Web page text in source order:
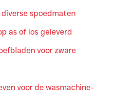
spoedmaten
as of los geleverd
voor zware
voor de wasmachine-